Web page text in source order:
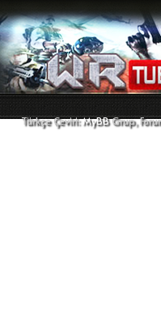
Türkçe Çeviri:MyBBGrup,